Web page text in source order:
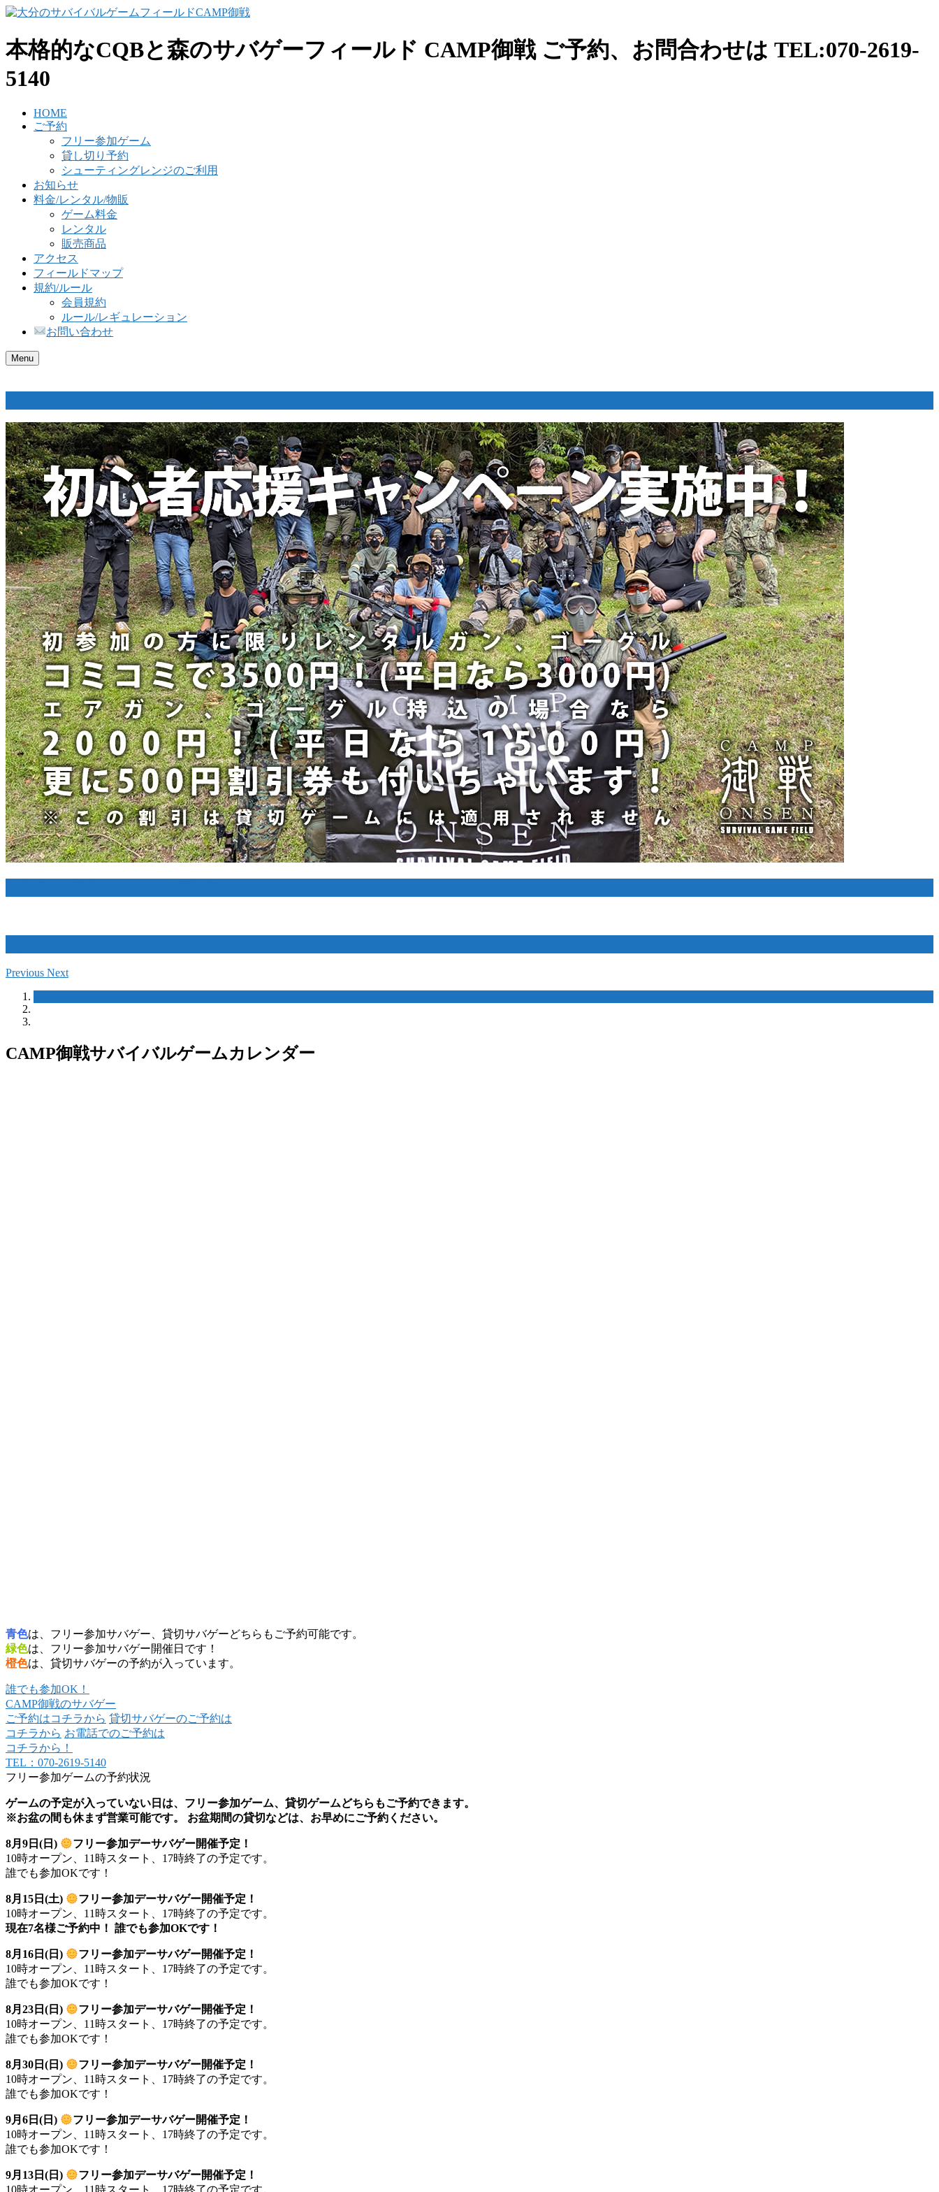
本格的なCQBと森のサバゲーフィールド CAMP御戦 ご予約、お問合わせは TEL:070-2619-
5140
HOME
ご予約
フリー参加ゲーム
貸し切り予約
シューティングレンジのご利用
お知らせ
料金/レンタル/物販
ゲーム料金
レンタル
販売商品
アクセス
フィールドマップ
規約/ルール
会員規約
ルール/レギュレーション
お問い合わせ
Menu
Previous Next
CAMP御戦サバイバルゲームカレンダー
青色は、フリー参加サバゲー、貸切サバゲーどちらもご予約可能です。
緑色は、フリー参加サバゲー開催日です！
橙色は、貸切サバゲーの予約が入っています。
誰でも参加OK！
CAMP御戦のサバゲー
ご予約はコチラから 貸切サバゲーのご予約は
コチラから お電話でのご予約は
コチラから！
TEL：070-2619-5140
フリー参加ゲームの予約状況
ゲームの予定が入っていない日は、フリー参加ゲーム、貸切ゲームどちらもご予約できます。
※お盆の間も休まず営業可能です。 お盆期間の貸切などは、お早めにご予約ください。
8月9 日(日)
フリー参加デーサバゲー開催予定！
10時オープン、11時スタート、17時終了の予定です。
誰でも参加OKです！
8月15 日(土)
フリー参加デーサバゲー開催予定！
10時オープン、11時スタート、17時終了の予定です。
現在7名様ご予約中！ 誰でも参加OKです！
8月16 日(日)
フリー参加デーサバゲー開催予定！
10時オープン、11時スタート、17時終了の予定です。
誰でも参加OKです！
8月23 日(日)
フリー参加デーサバゲー開催予定！
10時オープン、11時スタート、17時終了の予定です。
誰でも参加OKです！
8月30 日(日)
フリー参加デーサバゲー開催予定！
10時オープン、11時スタート、17時終了の予定です。
誰でも参加OKです！
9月6 日(日)
フリー参加デーサバゲー開催予定！
10時オープン、11時スタート、17時終了の予定です。
誰でも参加OKです！
9月13 日(日)
フリー参加デーサバゲー開催予定！